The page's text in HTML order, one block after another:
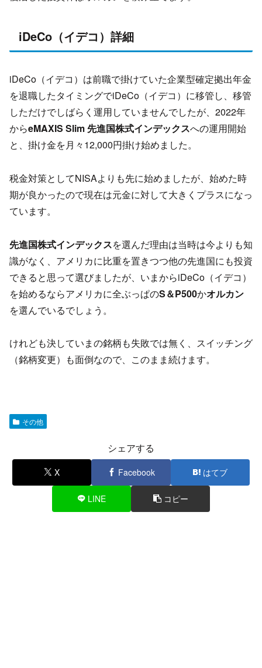
iDeCo（イデコ）詳細
iDeCo（イデコ）は前職で掛けていた企業型確定拠出年金
を退職したタイミングでiDeCo（イデコ）に移管し、移管
しただけでしばらく運用していませんでしたが、2022年
からeMAXIS Slim 先進国株式インデックスへの運用開始
と、掛け金を月々12,000円掛け始めました。
税金対策としてNISAよりも先に始めましたが、始めた時
期が良かったので現在は元金に対して大きくプラスになっ
ています。
先進国株式インデックスを選んだ理由は当時は今よりも知
識がなく、アメリカに比重を置きつつ他の先進国にも投資
できると思って選びましたが、いまからiDeCo（イデコ）
を始めるならアメリカに全ぶっぱのS＆P500かオルカン
を選んでいるでしょう。
けれども決していまの銘柄も失敗では無く、スイッチング
（銘柄変更）も面倒なので、このまま続けます。
その他
シェアする
X Facebook はてブ
LINE コピー